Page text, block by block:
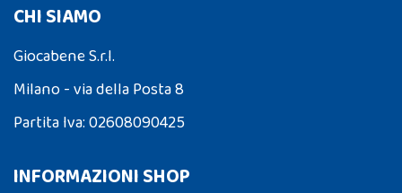
CHI SIAMO
Giocabene S.r.l.
Milano - via della Posta 8
Partita Iva: 02608090425
INFORMAZIONI SHOP